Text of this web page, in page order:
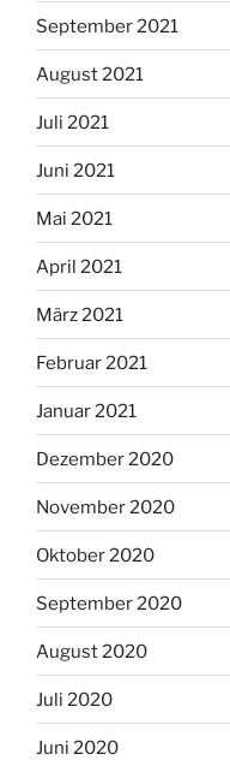
September 2021
August 2021
Juli 2021
Juni 2021
Mai 2021
April 2021
März 2021
Februar 2021
Januar 2021
Dezember 2020
November 2020
Oktober 2020
September 2020
August 2020
Juli 2020
Juni 2020